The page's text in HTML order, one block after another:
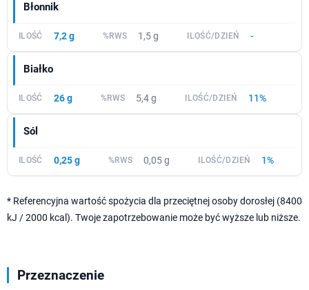
Błonnik
7,2 g 1,5 g -
Białko
26 g 5,4 g 11%
Sól
0,25 g 0,05 g 1%
* Referencyjna wartość spożycia dla przeciętnej osoby dorosłej (8400
kJ / 2000 kcal). Twoje zapotrzebowanie może być wyższe lub niższe.
Przeznaczenie